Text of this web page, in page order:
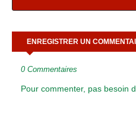
ENREGISTRER UN
0 Commentaires
Pour commenter, pas besoin